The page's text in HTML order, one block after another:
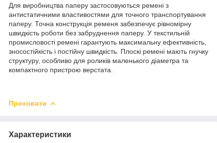
Для виробництва паперу застосовуються ремені з
антистатичними властивостями для точного транспортування
паперу. Точна конструкція ременя забезпечує рівномірну
швидкість роботи без забруднення паперу. У текстильній
промисловості ремені гарантують максимальну ефективність,
зносостійкість і постійну швидкість. Плоскі ремені мають гнучку
структуру, особливо для роликів маленького діаметра та
компактного пристрою верстата.
Приховати
Характеристики